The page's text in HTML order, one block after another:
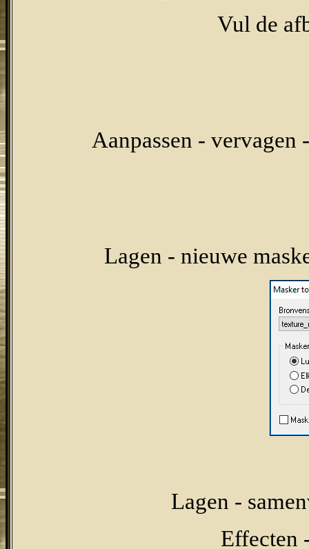
Vul de
Aanpassen - vervagen
Lagen - nieuwe
Lagen -
Effecten